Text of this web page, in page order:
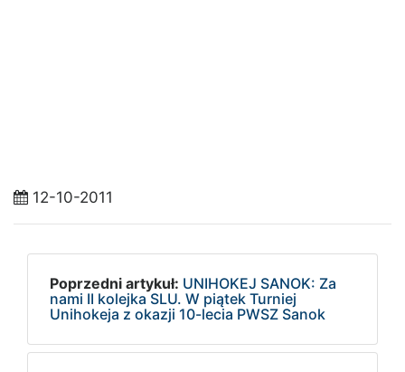
12-10-2011
Poprzedni artykuł: UNIHOKEJ SANOK: Za
nami II kolejka SLU. W piątek Turniej
Unihokeja z okazji 10-lecia PWSZ Sanok